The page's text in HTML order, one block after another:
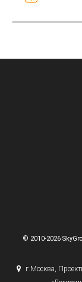
© 2010-2026
г.Москва,